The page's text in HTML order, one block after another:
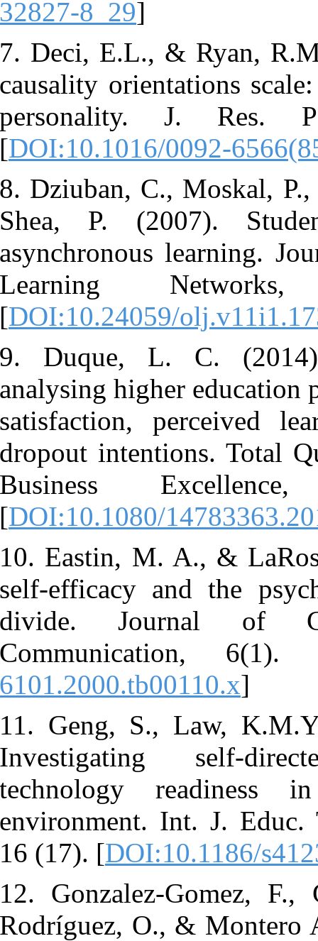
7. Deci,
causality
[
8. Dziuban,
Shea, P.
[
9. Duque,
analysing
dropout
[
10. Eastin,
self-
divide.
11. Geng,
16 (17). [
12.
Rodríguez,